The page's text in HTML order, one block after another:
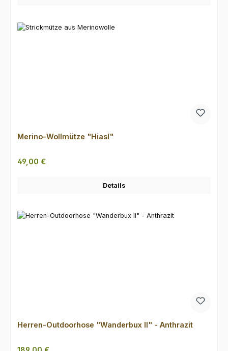
Merino-Wollmütze "Hiasl"
Regulärer Preis:
49,00 €
Details
Herren-Outdoorhose "Wanderbux II" - Anthrazit
Regulärer Preis: